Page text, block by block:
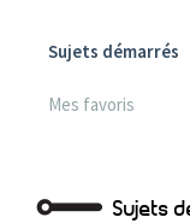
Sujets démarrés
Mes favoris
Sujets